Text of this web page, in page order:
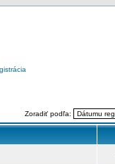
Zoradiť podľa: